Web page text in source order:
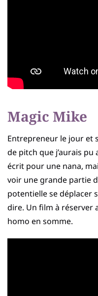
Magic Mike
Entrepreneur le jour et
de pitch que j’aurais
écrit pour une nana,
voir une grande partie
potentielle se déplacer
dire. Un film à réserver
homo en somme.